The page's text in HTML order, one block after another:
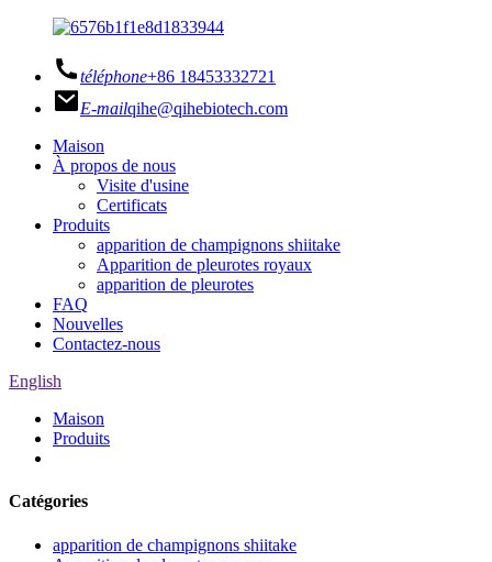
téléphone+86 18453332721
E-mailqihe@qihebiotech.com
Maison
À propos de nous
Visite d'usine
Certificats
Produits
apparition de champignons shiitake
Apparition de pleurotes royaux
apparition de pleurotes
FAQ
Nouvelles
Contactez-nous
English
Maison
Produits
Catégories
apparition de champignons shiitake